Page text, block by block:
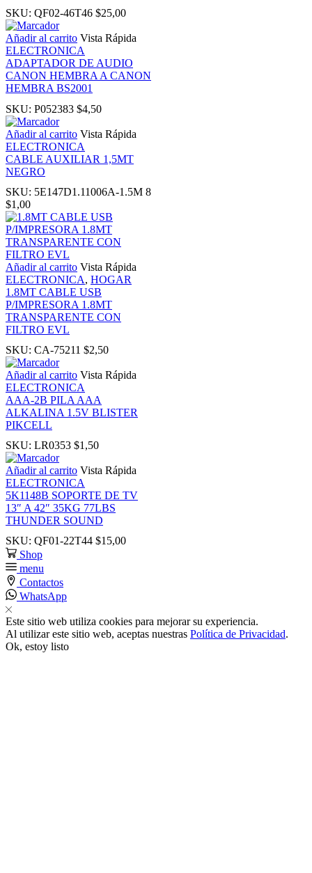
panel
panel
panel
Panel
panel
panel
satın al
panel
SKU: QF02-46T46 $25,00
Añadir al carrito Vista Rápida
ELECTRONICA
ADAPTADOR DE AUDIO
CANON HEMBRA A CANON
HEMBRA BS2001
SKU: P052383 $4,50
Añadir al carrito Vista Rápida
ELECTRONICA
CABLE AUXILIAR 1,5MT
NEGRO
SKU: 5E147D1.11006A-1.5M 8
$1,00
Añadir al carrito Vista Rápida
ELECTRONICA, HOGAR
1.8MT CABLE USB
P/IMPRESORA 1.8MT
TRANSPARENTE CON
FILTRO EVL
SKU: CA-75211 $2,50
Añadir al carrito Vista Rápida
ELECTRONICA
AAA-2B PILA AAA
ALKALINA 1.5V BLISTER
PIKCELL
SKU: LR0353 $1,50
Añadir al carrito Vista Rápida
ELECTRONICA
5K1148B SOPORTE DE TV
13″ A 42″ 35KG 77LBS
THUNDER SOUND
SKU: QF01-22T44 $15,00
Shop
menu
Contactos
WhatsApp
Este sitio web utiliza cookies para mejorar su experiencia.
Al utilizar este sitio web, aceptas nuestras Política de Privacidad.
Ok, estoy listo